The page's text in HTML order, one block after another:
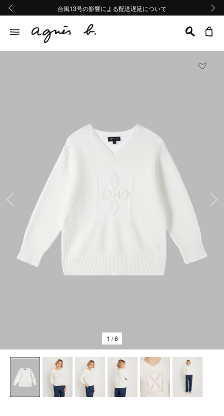
熊本地域地震の影響による配送遅延について
Summer Sale 2buy10%OFF!!
台風13号の影響による配送遅延について
熊本地域地震の影響による配送遅延について
Summer Sale 2buy10%OFF!!
前の画像
1 / 6